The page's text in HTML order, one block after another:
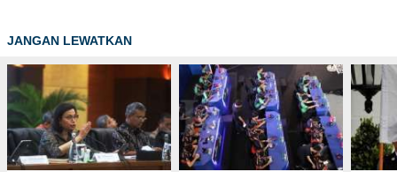
JANGAN LEWATKAN